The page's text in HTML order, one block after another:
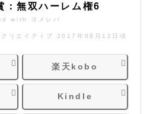
：無双ハーレム権6
with ヨメレバ
リエイティブ 2017年08月12日頃
楽天kobo
Kindle